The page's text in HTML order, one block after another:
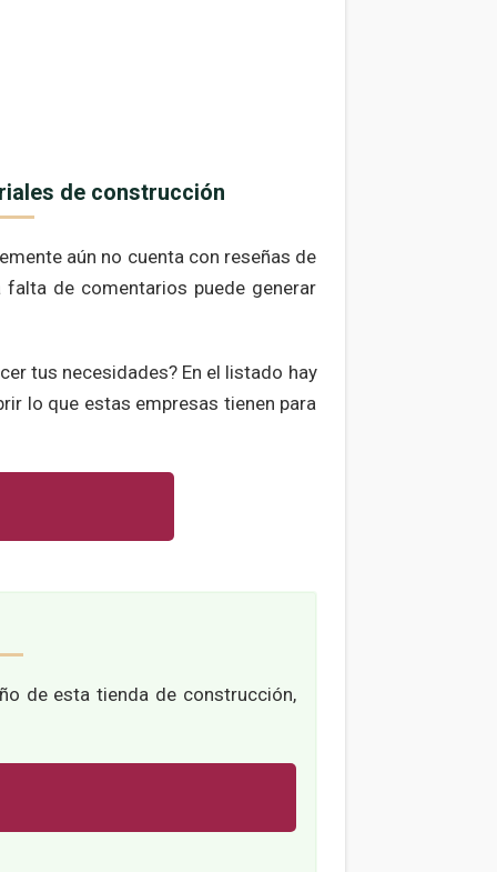
de construcción
aún no cuenta con reseñas de
falta de comentarios puede generar
tus necesidades? En el listado hay
lo que estas empresas tienen para
de esta tienda de construcción,